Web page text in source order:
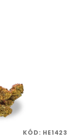
KÓD: HE1423